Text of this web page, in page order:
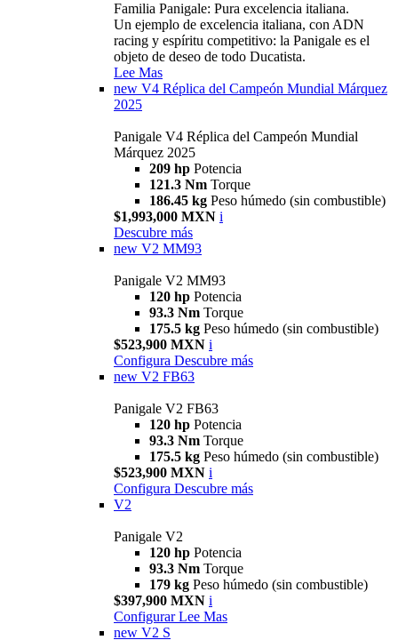
Familia Panigale: Pura excelencia italiana.
Un ejemplo de excelencia italiana, con ADN
racing y espíritu competitivo: la Panigale es el
objeto de deseo de todo Ducatista.
Lee Mas
new V4 Réplica del Campeón Mundial Márquez
2025
Panigale V4 Réplica del Campeón Mundial
Márquez 2025
209 hp Potencia
121.3 Nm Torque
186.45 kg Peso húmedo (sin combustible)
$1,993,000 MXN i
Descubre más
new V2 MM93
Panigale V2 MM93
120 hp Potencia
93.3 Nm Torque
175.5 kg Peso húmedo (sin combustible)
$523,900 MXN i
Configura Descubre más
new V2 FB63
Panigale V2 FB63
120 hp Potencia
93.3 Nm Torque
175.5 kg Peso húmedo (sin combustible)
$523,900 MXN i
Configura Descubre más
V2
Panigale V2
120 hp Potencia
93.3 Nm Torque
179 kg Peso húmedo (sin combustible)
$397,900 MXN i
Configurar Lee Mas
new V2 S